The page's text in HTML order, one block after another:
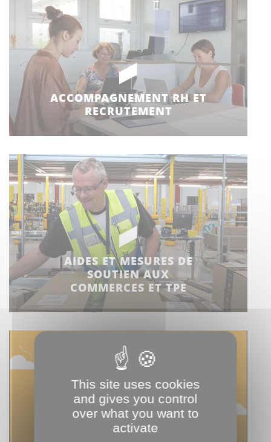
ACCOMPAGNEMENT RH ET
RECRUTEMENT
AIDES ET MESURES DE
SOUTIEN AUX
COMMERCES ET TPE
This site uses cookies
and gives you control
over what you want to
activate